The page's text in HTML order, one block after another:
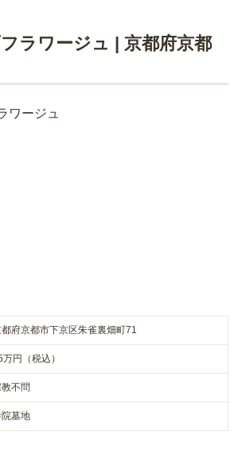
ことができ、檀家になる必要がないのも
仏事は正受院の作法に則って執り行われ
すいようにフラットになっているので、安
うことができる環境の良いお墓です。
ラワージュ 京都府京都
府京都市下京区朱雀裏畑町71
万円（税込）
不問
墓地